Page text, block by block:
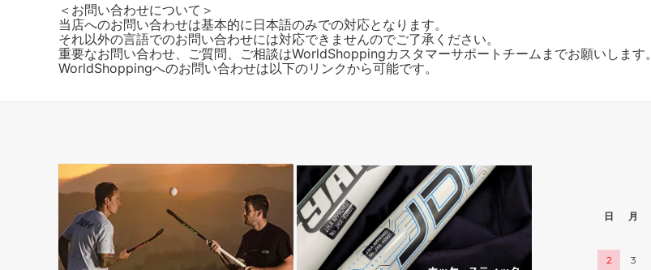
＜お問い合わせについて＞
当店へのお問い合わせは基本的に日本語のみでの対応となります。
それ以外の言語でのお問い合わせには対応できませんのでご了承ください。
重要なお問い合わせ、ご質問、ご相談はWorldShoppingカスタマーサポートチームまでお願いします。
WorldShoppingへのお問い合わせは以下のリンクから可能です。
日
月
2
3